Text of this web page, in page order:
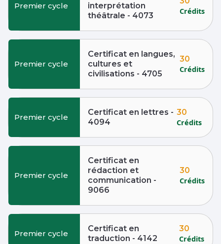
Premier cycle
interprétation
théâtrale - 4073
Crédits
Premier cycle
Certificat en langues,
cultures et
civilisations - 4705
30
Crédits
Premier cycle
Certificat en lettres -
4094
30
Crédits
Premier cycle
Certificat en
rédaction et
communication -
9066
30
Crédits
Premier cycle
Certificat en
traduction - 4142
30
Crédits